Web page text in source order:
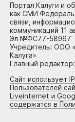
Портал Калуги и
как СМИ
связи,
коммуникаций 11
Эл №ФС77-58967
Учредитель: ООО
Калуга»
Главный
Сайт использует
Пользователей
Liveinternet и
содержатся в